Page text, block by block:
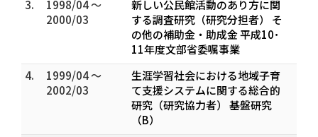
3.
1998/04 ～
2000/03
新しい公民館活動のあり方に関
する調査研究（研究分担者） そ
の他の補助金・助成金 平成10･
11年度文部省委嘱事業
4.
1999/04 ～
2002/03
生涯学習社会における地域子育
て支援システムに関する総合的
研究（研究協力者） 基盤研究
（B）